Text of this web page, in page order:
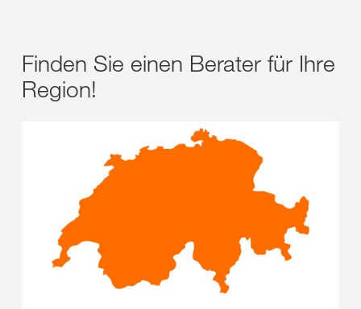
Finden Sie einen Berater für Ihre
Region!